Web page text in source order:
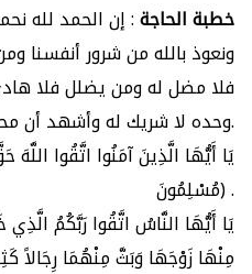
خطبة الحاجة: إن الحمد لله
ونعوذ بالله من شرور أنفسنا
فلا مضل له ومن يضلل فلا
وحده لا شريك له وأشهد أن محمدا عبده ورسوله.
مُسْلِمُونَ) .
مِنْهَا زَوْجَهَا وَبَثَّ مِنْهُمَا رِجَالاً